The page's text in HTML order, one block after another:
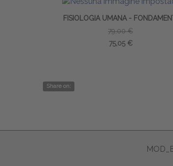
FISIOLOGIA UMANA -
79,00 €
75,05 €
Share on: